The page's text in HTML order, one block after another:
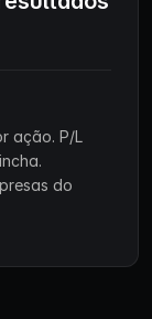
ação. P/L
do